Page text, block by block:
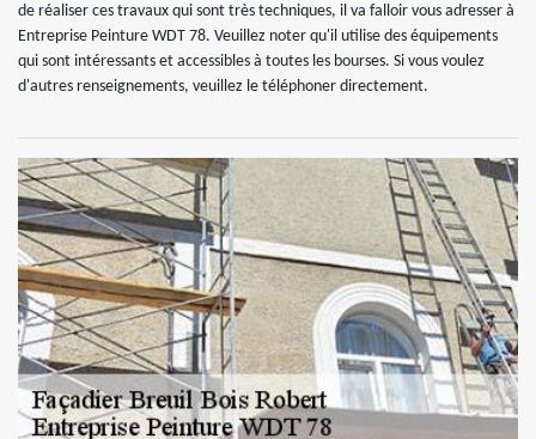
de réaliser ces travaux qui sont très techniques, il va falloir vous adresser à
Entreprise Peinture WDT 78. Veuillez noter qu'il utilise des équipements
qui sont intéressants et accessibles à toutes les bourses. Si vous voulez
d'autres renseignements, veuillez le téléphoner directement.